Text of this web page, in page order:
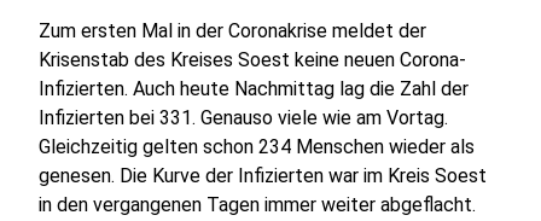
Zum ersten Mal in der Coronakrise meldet der
Krisenstab des Kreises Soest keine neuen Corona-
Infizierten. Auch heute Nachmittag lag die Zahl der
Infizierten bei 331. Genauso viele wie am Vortag.
Gleichzeitig gelten schon 234 Menschen wieder als
genesen. Die Kurve der Infizierten war im Kreis Soest
in den vergangenen Tagen immer weiter abgeflacht.